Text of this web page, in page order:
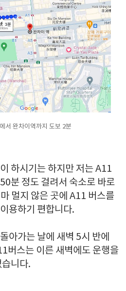
서 완차이역까지 도보 2분
하시기는 하지만 저는 A11
분 정도 걸려서 숙소로 바로
멀지 않은 곳에 A11 버스를
용하기 편합니다.
아가는 날에 새벽 5시 반에
버스는 이른 새벽에도 운행을
니다.